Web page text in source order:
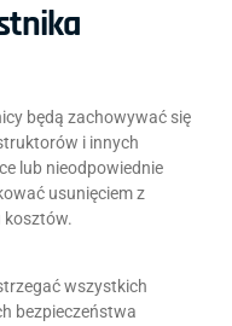
będą zachowywać się
i innych
lub nieodpowiednie
usunięciem z
wszystkich
bezpieczeństwa